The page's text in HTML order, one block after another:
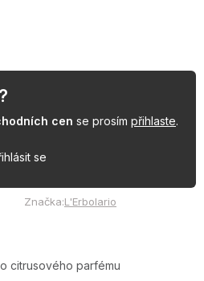
citrusového parfému
cen se prosím přihlaste.
se
Značka:L'Erbolario